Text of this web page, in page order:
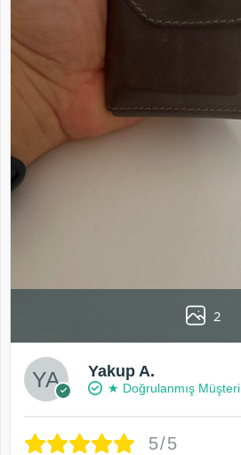
2
Yakup A.
★ Doğrulanmış Müşteri
5/5